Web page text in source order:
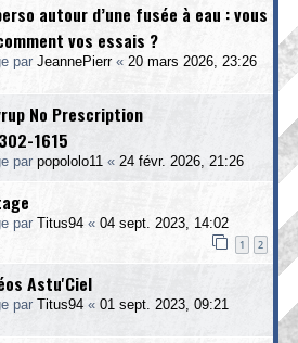
autour d’une fusée à eau : vous
vos essais ?
par JeannePierr« 20 mars 2026, 23:26
No Prescription
1615
par popololo11 « 24 févr. 2026, 21:26
par Titus94 « 04 sept. 2023, 14:02
1 2
Astu'Ciel
par Titus94 « 01 sept. 2023, 09:21